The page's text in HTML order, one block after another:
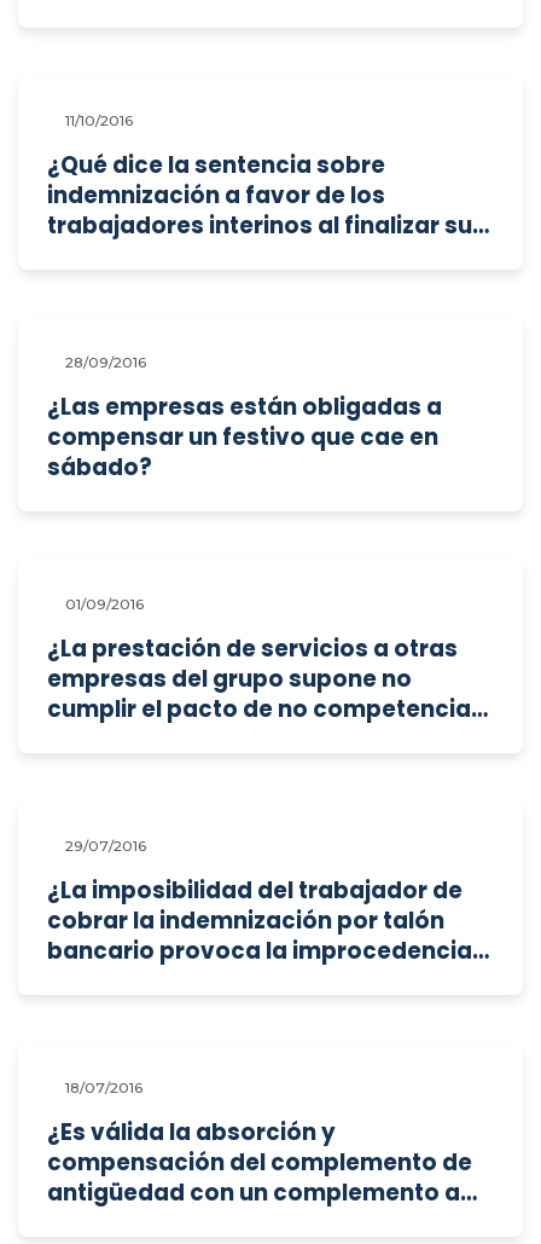
11/10/2016
¿Qué dice la sentencia sobre
indemnización a favor de los
trabajadores interinos al finalizar su
28/09/2016
¿Las empresas están obligadas a
compensar un festivo que cae en
sábado?
01/09/2016
¿La prestación de servicios a otras
empresas del grupo supone no
cumplir el pacto de no competencia
29/07/2016
¿La imposibilidad del trabajador de
cobrar la indemnización por talón
bancario provoca la improcedencia
18/07/2016
¿Es válida la absorción y
compensación del complemento de
antigüedad con un complemento a